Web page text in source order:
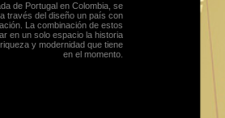
de Portugal en Colombia, se
través del diseño un país con
La combinación de estos
en un solo espacio la historia
y modernidad que tiene
en el momento.